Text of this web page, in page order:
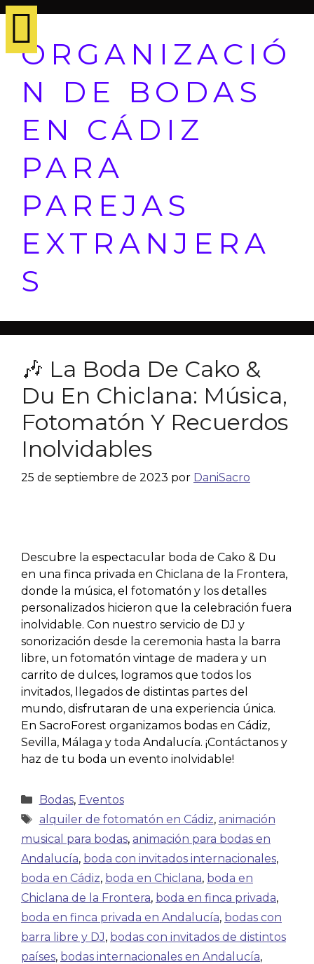
ORGANIZACIÓ
N DE BODAS
EN CÁDIZ
PARA
PAREJAS
EXTRANJERA
S
🎶 La Boda De Cako &
Du En Chiclana: Música,
Fotomatón Y Recuerdos
Inolvidables
25 de septiembre de 2023 por DaniSacro
Descubre la espectacular boda de Cako & Du
en una finca privada en Chiclana de la Frontera,
donde la música, el fotomatón y los detalles
personalizados hicieron que la celebración fuera
inolvidable. Con nuestro servicio de DJ y
sonorización desde la ceremonia hasta la barra
libre, un fotomatón vintage de madera y un
carrito de dulces, logramos que todos los
invitados, llegados de distintas partes del
mundo, disfrutaran de una experiencia única.
En SacroForest organizamos bodas en Cádiz,
Sevilla, Málaga y toda Andalucía. ¡Contáctanos y
haz de tu boda un evento inolvidable!
Bodas, Eventos
alquiler de fotomatón en Cádiz, animación
musical para bodas, animación para bodas en
Andalucía, boda con invitados internacionales,
boda en Cádiz, boda en Chiclana, boda en
Chiclana de la Frontera, boda en finca privada,
boda en finca privada en Andalucía, bodas con
barra libre y DJ, bodas con invitados de distintos
países, bodas internacionales en Andalucía,